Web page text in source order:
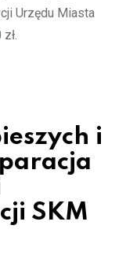
Urzędu Miasta
i
SKM